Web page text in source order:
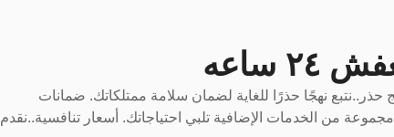
ساعه
نهجًا حذرًا للغاية لضمان سلامة ممتلكاتك. ضمانات
من الخدمات الإضافية تلبي احتياجاتك. أسعار تنافسية..نقدم